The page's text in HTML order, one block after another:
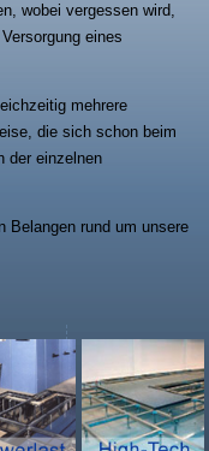
wobei vergessen wird,
eines
mehrere
die sich schon beim
der einzelnen
Belangen rund um unsere